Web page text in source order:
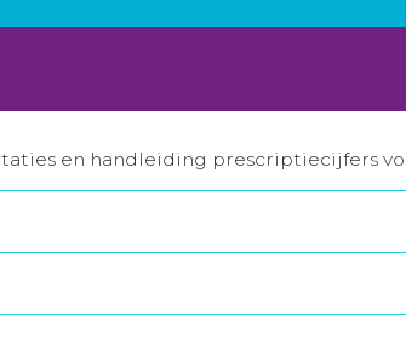
en handleiding prescriptiecijfers